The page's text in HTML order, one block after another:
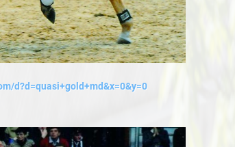
d?d=quasi+gold+md&x=0&y=0